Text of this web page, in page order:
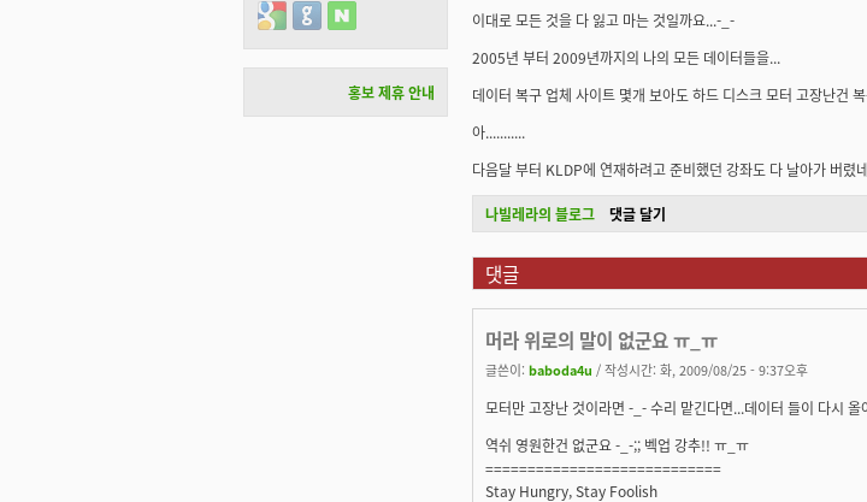
이대로 모든 것을 다 잃고 마는 것일까요...-_-
2005년 부터 2009년까지의 나의 모든 데이터들을...
데이터 복구 업체 사이트 몇개 보아도 하드 디스크 모터 고장난건
아...........
다음달 부터 KLDP에 연재하려고 준비했던 강좌도 다 날아가 버렸
나빌레라의 블로그 댓글 달기
댓글
머라 위로의 말이 없군요 ㅠ_ㅠ
글쓴이: baboda4u / 작성시간: 화, 2009/08/25 - 9:37오후
모터만 고장난 것이라면 -_- 수리 맡긴다면...데이터 들이 다시 올
역쉬 영원한건 없군요 -_-;; 벡업 강추!! ㅠ_ㅠ
============================
Stay Hungry, Stay Foolish
Login with Google
Login with GitHub
Login with Naver
홍보 제휴 안내